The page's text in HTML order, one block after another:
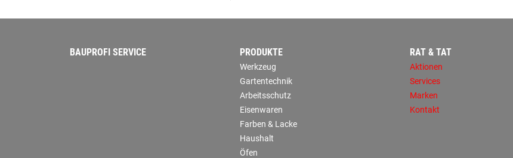
BAUPROFI SERVICE PRODUKTE
Werkzeug
Gartentechnik
Arbeitsschutz
Eisenwaren
Farben & Lacke
Haushalt
Öfen
RAT & TAT
Aktionen
Services
Marken
Kontakt